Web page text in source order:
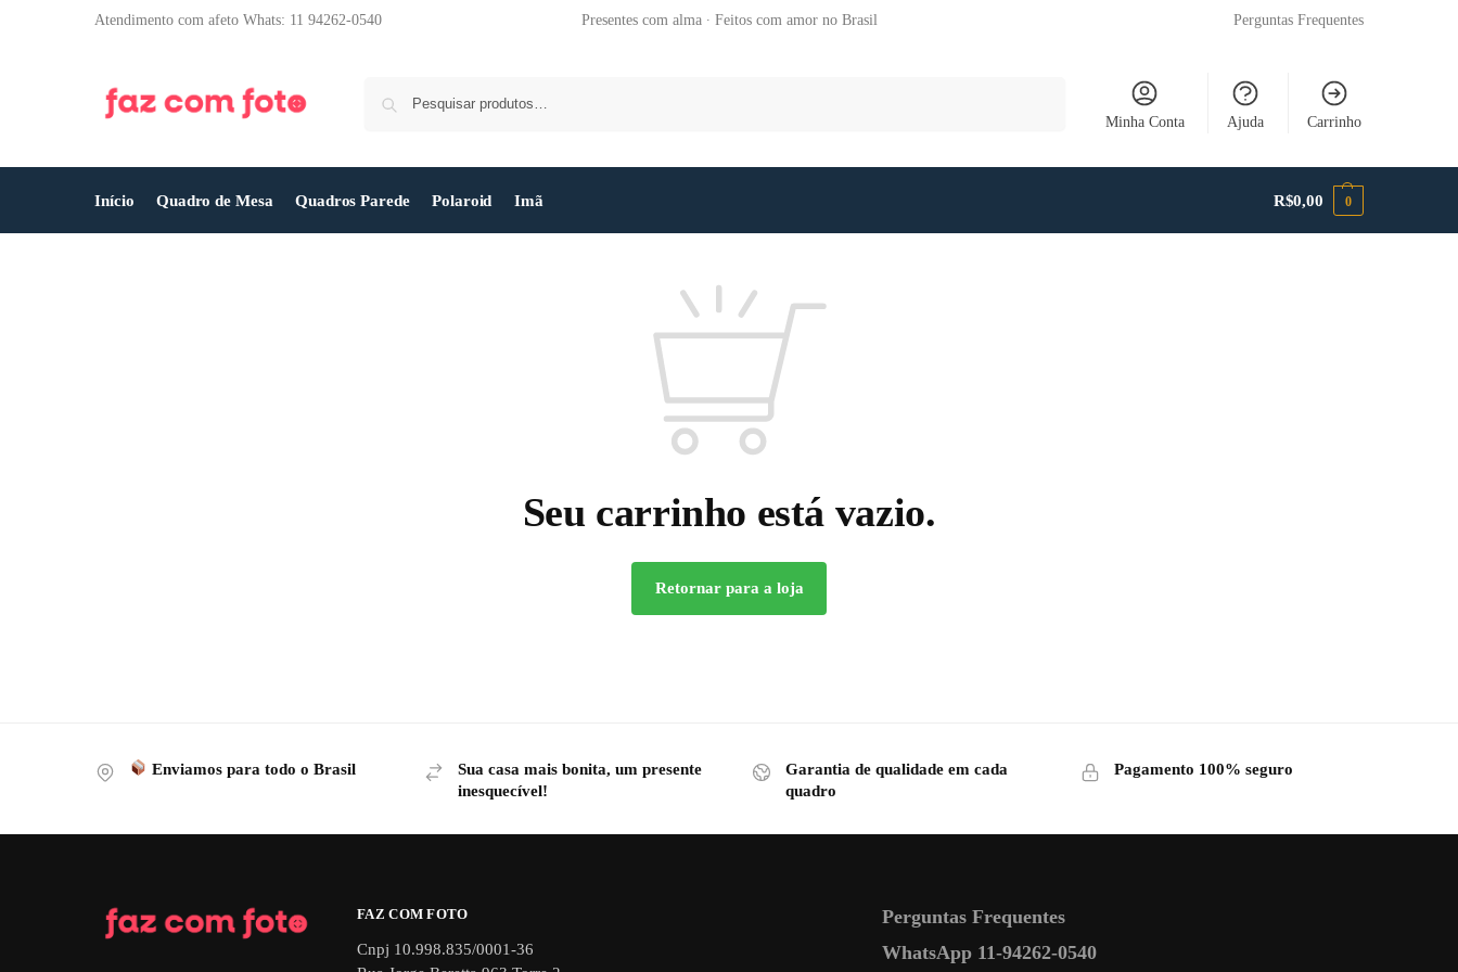
Atendimento com afeto Whats: 11 94262-0540 Presentes com alma ∙ Feitos com amor no Brasil Perguntas Frequentes
Minha Conta Ajuda Carrinho
Início Quadro de Mesa Quadros Parede Polaroid Imã R$0,00 0
Seu carrinho está vazio.
Retornar para a loja
Enviamos para todo o Brasil
Sua casa mais bonita, um presente
inesquecível!
Garantia de qualidade em cada
quadro
Pagamento 100% seguro
FAZ COM FOTO
Cnpj 10.998.835/0001-36
Perguntas Frequentes
WhatsApp 11-94262-0540